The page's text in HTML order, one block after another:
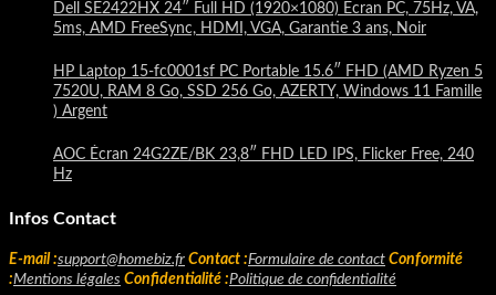
Dell SE2422HX 24″ Full HD (1920×1080) Écran PC, 75Hz, VA,
5ms, AMD FreeSync, HDMI, VGA, Garantie 3 ans, Noir
HP Laptop 15-fc0001sf PC Portable 15.6″ FHD (AMD Ryzen 5
7520U, RAM 8 Go, SSD 256 Go, AZERTY, Windows 11 Famille
) Argent
AOC Écran 24G2ZE/BK 23,8″ FHD LED IPS, Flicker Free, 240
Hz
Infos Contact
E-mail :support@homebiz.fr Contact :Formulaire de contact Conformité
:Mentions légales Confidentialité :Politique de confidentialité